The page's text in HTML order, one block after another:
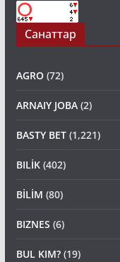
Санаттар
AGRO(72)
ARNAIY JOBA(2)
BASTY BET(1,221)
BILİK(402)
BİLİM (80)
BIZNES (6)
BUL KIM?(19)